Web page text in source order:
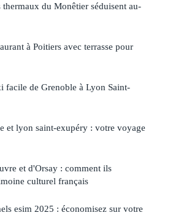
du Monêtier séduisent au-
à Poitiers avec terrasse pour
facile de Grenoble à Lyon Saint-
et lyon saint-exupéry : votre voyage
et d'Orsay : comment ils
culturel français
esim 2025 : économisez sur votre